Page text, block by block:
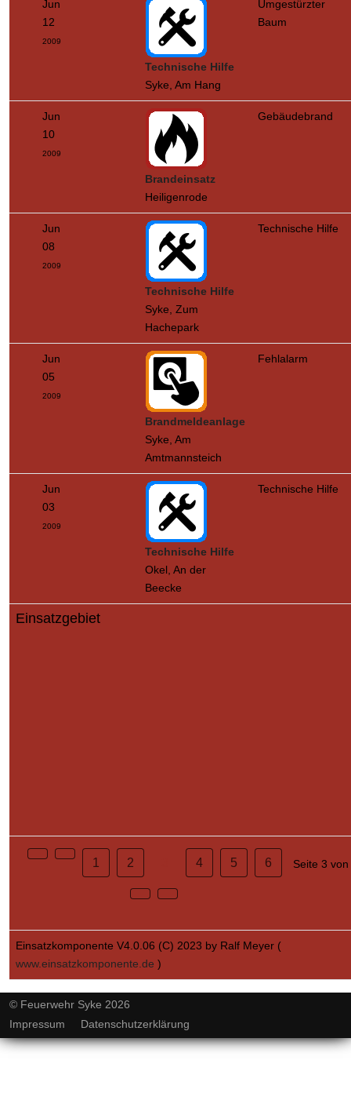
Jun
12
2009
Technische Hilfe
Syke, Am Hang
Umgestürzter
Baum
Jun
10
2009
Brandeinsatz
Heiligenrode
Gebäudebrand
Jun
08
2009
Technische Hilfe
Syke, Zum
Hachepark
Technische Hilfe
Jun
05
2009
Brandmeldeanlage
Syke, Am
Amtmannsteich
Fehlalarm
Jun
03
2009
Technische Hilfe
Okel, An der
Beecke
Technische Hilfe
Seite 3 von
1 2 4 5 6
Einsatzkomponente V4.0.06 (C) 2023 by Ralf Meyer (
www.einsatzkomponente.de )
Einsatzgebiet
© Feuerwehr Syke 2026
Impressum
Datenschutzerklärung